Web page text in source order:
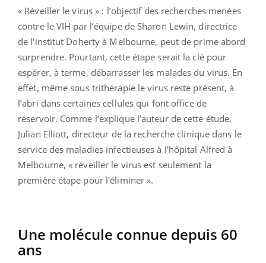
« Réveiller le virus » : l’objectif des recherches menées
contre le VIH par l’équipe de Sharon Lewin, directrice
de l'institut Doherty à Melbourne, peut de prime abord
surprendre. Pourtant, cette étape serait la clé pour
espérer, à terme, débarrasser les malades du virus. En
effet, même sous trithérapie le virus reste présent, à
l’abri dans certaines cellules qui font office de
réservoir. Comme l’explique l’auteur de cette étude,
Julian Elliott, directeur de la recherche clinique dans le
service des maladies infectieuses à l'hôpital Alfred à
Melbourne, « réveiller le virus est seulement la
première étape pour l'éliminer ».
Une molécule connue depuis 60
ans